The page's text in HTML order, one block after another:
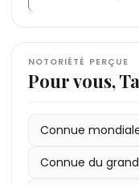
NOTORIÉTÉ PERÇUE
Pour vous,
Connue
Connue du